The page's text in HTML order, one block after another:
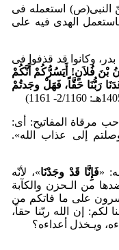
النبی(ص) استعمله فی
الهدی فیه علی
وکانوا قد قذفوا فی
بنَ فُلاَنٍ! أَیَسُرُّکُم أَنَّکُم
رَبُّنَا حَقَّاً، فَهَل وجَدتُم
مرقاة المفاتیح: أی:
إلی عذاب الله».
«فَإِنَّا قَد وجَدنَا»، لأنّه
من الـحزن والکآبة
علی ما فاتکم من
لکم: إن الله ربّنا حقاً،
ویـخذل أعداءه؟